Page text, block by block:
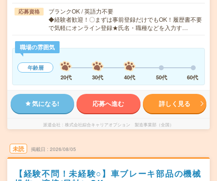
応募資格
ブランクOK / 英語力不要
◆経験者歓迎！〇まずは事前登録だけでもOK！履歴書不要
で気軽にオンライン登録★氏名・職種などを入力す…
職場の雰囲気
年齢層
20代
30代 40代 50代 60代
気になる! 応募へ進む 詳しく見る
派遣会社 株式会社綜合キャリアオプション 製造事業部（全国）
未読 掲載日 2026/08/05
【経験不問！未経験○】車ブレーキ部品の機械